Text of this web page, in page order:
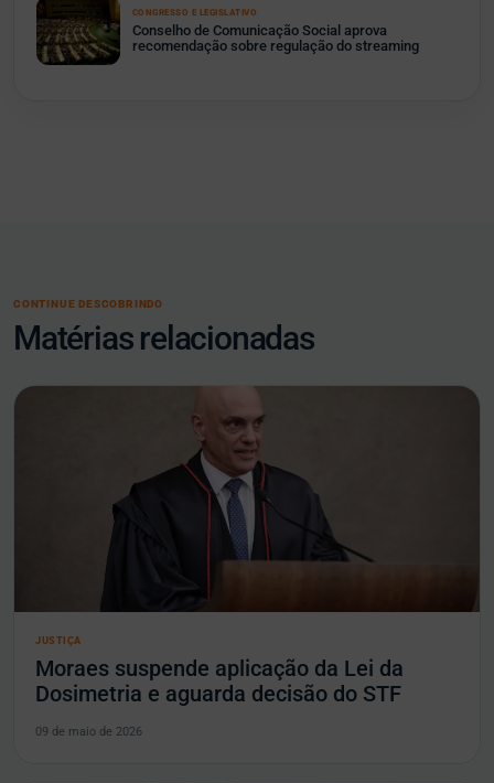
CONGRESSO E LEGISLATIVO
Conselho de Comunicação Social aprova
recomendação sobre regulação do streaming
CONTINUE DESCOBRINDO
Matérias relacionadas
JUSTIÇA
Moraes suspende aplicação da Lei da
Dosimetria e aguarda decisão do STF
09 de maio de 2026